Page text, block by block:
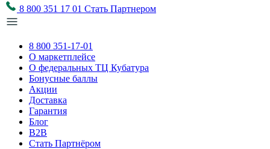
8 800 351 17 01 Стать Партнером
8 800 351-17-01
О маркетплейсе
О федеральных ТЦ Кубатура
Бонусные баллы
Акции
Доставка
Гарантия
Блог
B2B
Стать Партнёром